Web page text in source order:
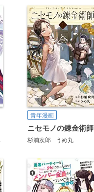
又市マタロー
青年漫画
ニセモノの錬金術師
杉浦次郎 うめ丸